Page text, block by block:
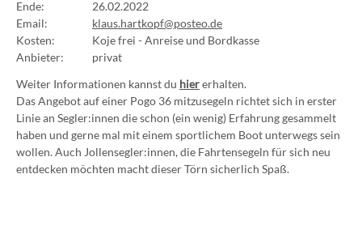
Ende:
26.02.2022
Email:
klaus.hartkopf@posteo.de
Kosten:
Koje frei - Anreise und Bordkasse
Anbieter:
privat
Weiter Informationen kannst du hiererhalten.
Das Angebot auf einer Pogo 36 mitzusegeln richtet sich in erster
Linie an Segler:innen die schon (ein wenig) Erfahrung gesammelt
haben und gerne mal mit einem sportlichem Boot unterwegs sein
wollen. Auch Jollensegler:innen, die Fahrtensegeln für sich neu
entdecken möchten macht dieser Törn sicherlich Spaß.